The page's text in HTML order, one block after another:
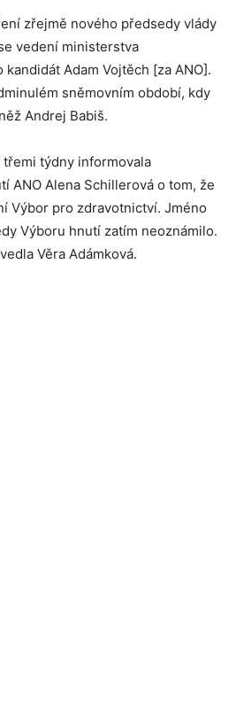
zřejmě nového předsedy vlády
vedení ministerstva
Adam Vojtěch [za ANO].
sněmovním období, kdy
Andrej Babiš.
týdny informovala
ANO Alena Schillerová o tom, že
Výbor pro zdravotnictví. Jméno
Výboru hnutí zatím neoznámilo.
Věra Adámková.